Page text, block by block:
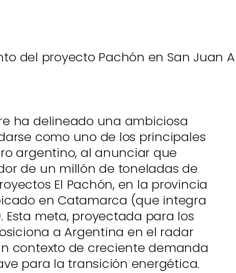
ha delineado una ambiciosa
como uno de los principales
argentino, al anunciar que
de un millón de toneladas de
El Pachón, en la provincia
en Catamarca (que integra
Esta meta, proyectada para los
a Argentina en el radar
contexto de creciente demanda
para la transición energética.